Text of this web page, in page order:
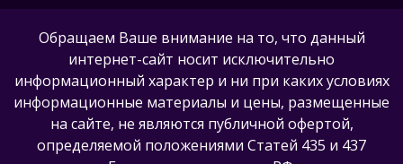
Обращаем Ваше внимание на то, что данный
интернет-сайт носит исключительно
информационный характер и ни при каких условиях
информационные материалы и цены, размещенные
на сайте, не являются публичной офертой,
определяемой положениями Статей 435 и 437